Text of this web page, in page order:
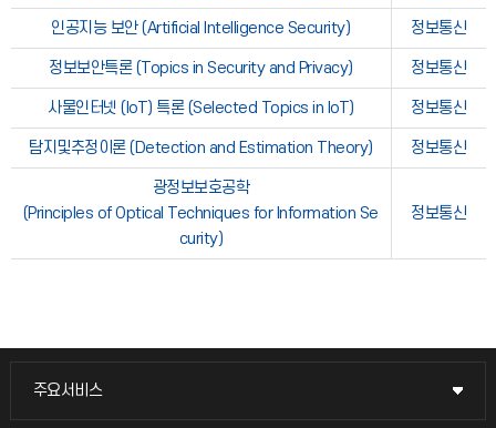
인공지능 보안 (Artificial Intelligence Security) 정보통신
정보보안특론 (Topics in Security and Privacy) 정보통신
사물인터넷 (IoT) 특론 (Selected Topics in IoT) 정보통신
탐지및추정이론 (Detection and Estimation Theory) 정보통신
광정보보호공학
(Principles of Optical Techniques for Information Se
curity)
정보통신
주요서비스
주요서비스